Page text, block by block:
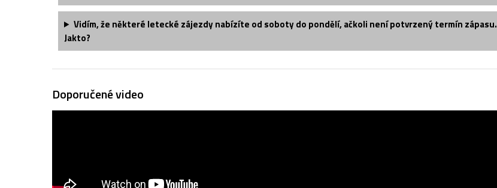
Vidím, že některé letecké zájezdy nabízíte od soboty do pondělí, ačkoli není potvrzený termín zápasu.
Jakto?
Doporučené video